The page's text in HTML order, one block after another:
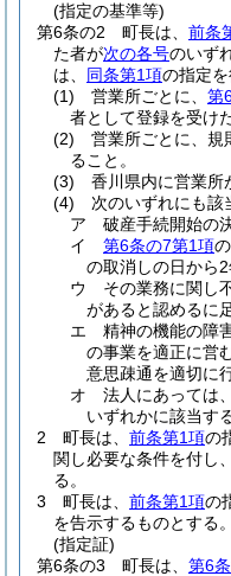
(指定の基準等)
第6条の2
町長は、 前条
た者が次の各号のいず
は、 同条第1項の指定を
(1)
営業所ごとに、 第
者として登録を受け
(2)
営業所ごとに、規
ること。
(3)
香川県内に営業所
(4)
次のいずれにも該
ア
破産手続開始の
イ
第6条の7第1項
の取消しの日から
ウ
その業務に関し
があると認めるに
エ
精神の機能の障
の事業を適正に営
意思疎通を適切に
オ
法人にあっては
いずれかに該当す
2
町長は、 前条第1項の
関し必要な条件を付し
る。
3
町長は、 前条第1項の
を告示するものとする。
(指定証)
第6条の3
町長は、 第6